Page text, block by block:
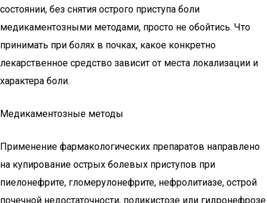
состоянии, без снятия острого приступа боли
медикаментозными методами, просто не обойтись. Что
принимать при болях в почках, какое конкретно
лекарственное средство зависит от места локализации и
характера боли.
Медикаментозные методы
Применение фармакологических препаратов направлено
на купирование острых болевых приступов при
пиелонефрите, гломерулонефрите, нефролитиазе, острой
почечной недостаточности, поликистозе или гидронефрозе